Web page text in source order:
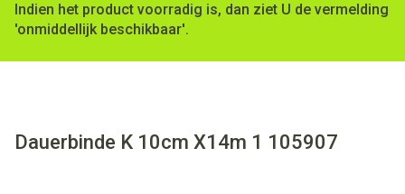
Indien het product voorradig is, dan ziet U de vermelding
'onmiddellijk beschikbaar'.
Dauerbinde K 10cm X14m 1 105907